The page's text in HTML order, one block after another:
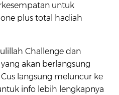
untuk
plus total hadiah
Challenge dan
akan berlangsung
langsung meluncur ke
info lebih lengkapnya